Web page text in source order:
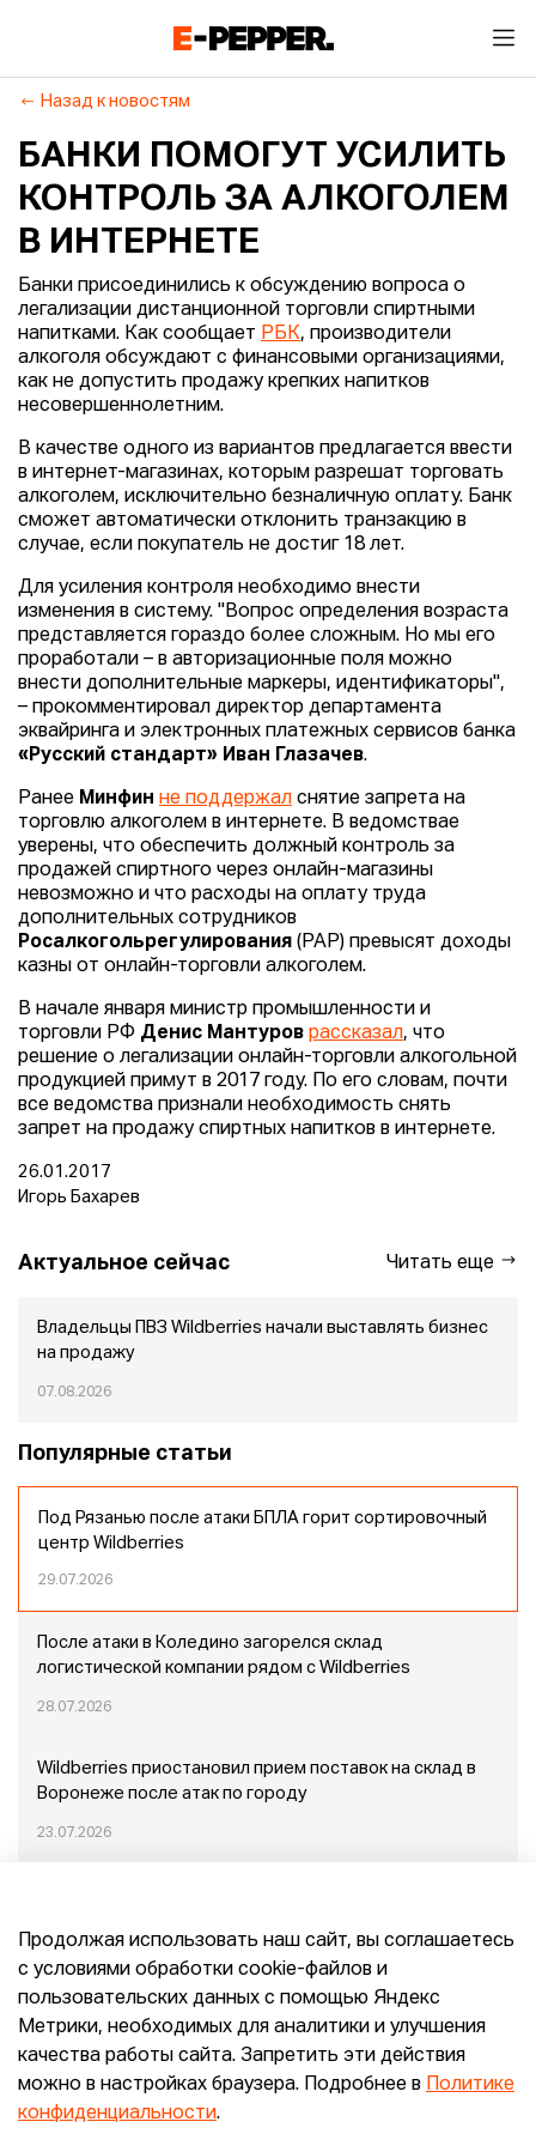
Назад к новостям
БАНКИ ПОМОГУТ УСИЛИТЬ
КОНТРОЛЬ ЗА АЛКОГОЛЕМ
В ИНТЕРНЕТЕ
Банки присоединились к обсуждению вопроса о
легализации дистанционной торговли спиртными
напитками. Как сообщает РБК, производители
алкоголя обсуждают с финансовыми организациями,
как не допустить продажу крепких напитков
несовершеннолетним.
В качестве одного из вариантов предлагается ввести
в интернет-магазинах, которым разрешат торговать
алкоголем, исключительно безналичную оплату. Банк
сможет автоматически отклонить транзакцию в
случае, если покупатель не достиг 18 лет.
Для усиления контроля необходимо внести
изменения в систему. "Вопрос определения возраста
представляется гораздо более сложным. Но мы его
проработали – в авторизационные поля можно
внести дополнительные маркеры, идентификаторы",
– прокомментировал директор департамента
эквайринга и электронных платежных сервисов банка
«Русский стандарт» Иван Глазачев.
Ранее Минфин не поддержал снятие запрета на
торговлю алкоголем в интернете. В ведомствае
уверены, что обеспечить должный контроль за
продажей спиртного через онлайн-магазины
невозможно и что расходы на оплату труда
дополнительных сотрудников
Росалкогольрегулирования (РАР) превысят доходы
казны от онлайн-торговли алкоголем.
В начале января министр промышленности и
торговли РФ Денис Мантуров рассказал, что
решение о легализации онлайн-торговли алкогольной
продукцией примут в 2017 году. По его словам, почти
все ведомства признали необходимость снять
запрет на продажу спиртных напитков в интернете.
26.01.2017
Игорь Бахарев
Актуальное сейчас Читать еще
Владельцы ПВЗ Wildberries начали выставлять бизнес
на продажу
07.08.2026
Популярные статьи
Под Рязанью после атаки БПЛА горит сортировочный
центр Wildberries
29.07.2026
После атаки в Коледино загорелся склад
логистической компании рядом с Wildberries
28.07.2026
Wildberries приостановил прием поставок на склад в
Воронеже после атак по городу
23.07.2026
Конец эпохи маркетплейсов: прогнозы сооснователя
Mr.Doors Максима Валецкого
26.06.2026
Продолжая использовать наш сайт, вы соглашаетесь
с условиями обработки cookie-файлов и
пользовательских данных с помощью Яндекс
Метрики, необходимых для аналитики и улучшения
качества работы сайта. Запретить эти действия
можно в настройках браузера. Подробнее в
Политике
конфиденциальности.